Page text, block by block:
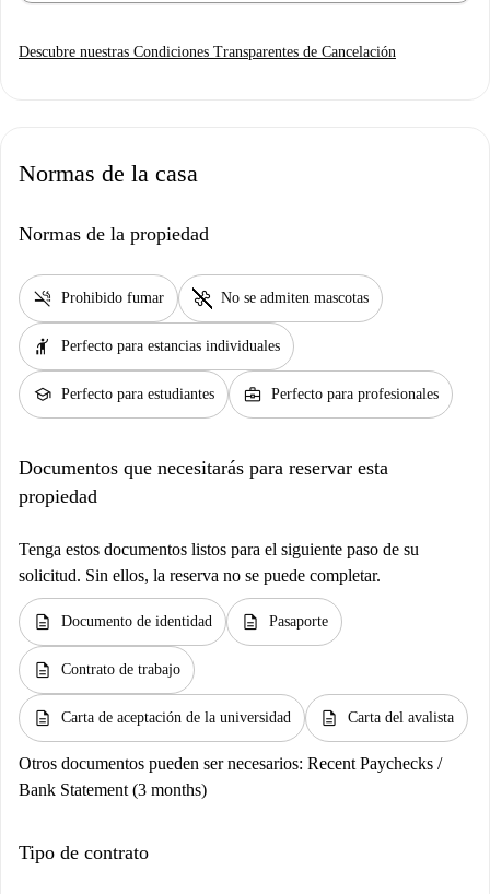
Descubre nuestras Condiciones Transparentes de Cancelación
Normas de la casa
Normas de la propiedad
smoke_free Prohibido fumar pet_supplies No se admiten mascotas
hail Perfecto para estancias individuales
school Perfecto para estudiantes business_center Perfecto para profesionales
Documentos que necesitarás para reservar esta
propiedad
Tenga estos documentos listos para el siguiente paso de su
solicitud. Sin ellos, la reserva no se puede completar.
description Documento de identidad description Pasaporte
description Contrato de trabajo
description Carta de aceptación de la universidad description Carta del avalista
Otros documentos pueden ser necesarios: Recent Paychecks /
Bank Statement (3 months)
Tipo de contrato